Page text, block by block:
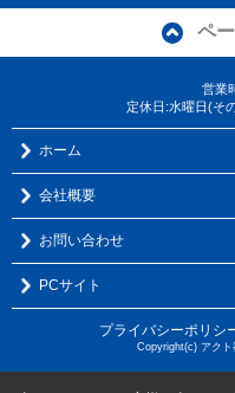
ペ
営業
定休日:水曜日(そ
ホーム
会社概要
お問い合わせ
PCサイト
プライバシーポリシ
Copyright(c) アク